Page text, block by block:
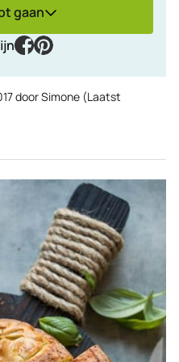
gaan
facebook
pinterest
doorSimone (Laatst